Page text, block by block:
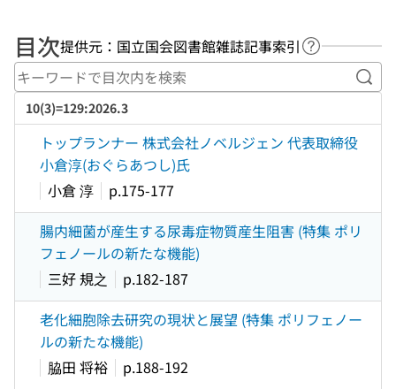
目次提供元：国立国会図書館雑誌記事索引 ヘルプペー
キ
10(3)=129:2026.3
トップランナー 株式会社ノベルジェン 代表取締役
小倉淳(おぐらあつし)氏
小倉 淳
p.175-177
腸内細菌が産生する尿毒症物質産生阻害 (特集 ポリ
フェノールの新たな機能)
三好 規之
p.182-187
老化細胞除去研究の現状と展望 (特集 ポリフェノー
ルの新たな機能)
脇田 将裕
p.188-192